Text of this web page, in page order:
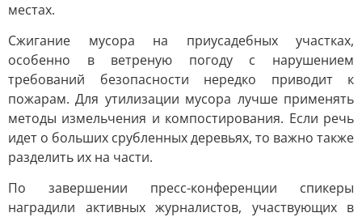
местах.
Сжигание мусора на приусадебных участках,
особенно в ветреную погоду с нарушением
требований безопасности нередко приводит к
пожарам. Для утилизации мусора лучше применять
методы измельчения и компостирования. Если речь
идет о больших срубленных деревьях, то важно также
разделить их на части.
По завершении пресс-конференции спикеры
наградили активных журналистов, участвующих в